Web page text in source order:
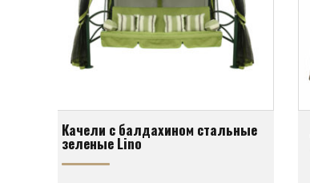
Качели с балдахином стальные
зеленые Lino